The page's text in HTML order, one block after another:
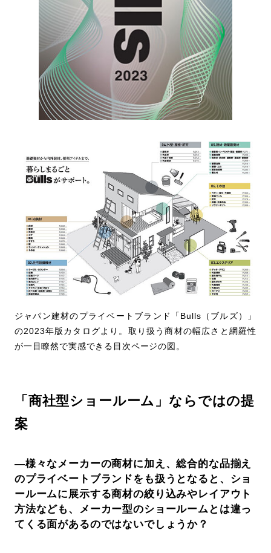
ジャパン建材のプライベートブランド「Bulls（ブルズ）」
の2023年版カタログより。取り扱う商材の幅広さと網羅性
が一目瞭然で実感できる目次ページの図。
「商社型ショールーム」ならではの提
案
―様々なメーカーの商材に加え、総合的な品揃え
のプライベートブランドをも扱うとなると、ショ
ールームに展示する商材の絞り込みやレイアウト
方法なども、メーカー型のショールームとは違っ
てくる面があるのではないでしょうか？